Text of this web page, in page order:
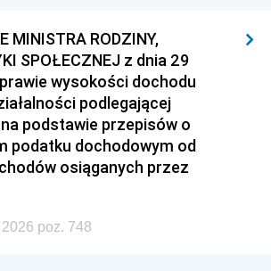
MINISTRA RODZINY,
SPOŁECZNEJ z dnia 29
wysokości dochodu
podlegającej
podstawie przepisów o
podatku dochodowym od
osiąganych przez
poz. 748